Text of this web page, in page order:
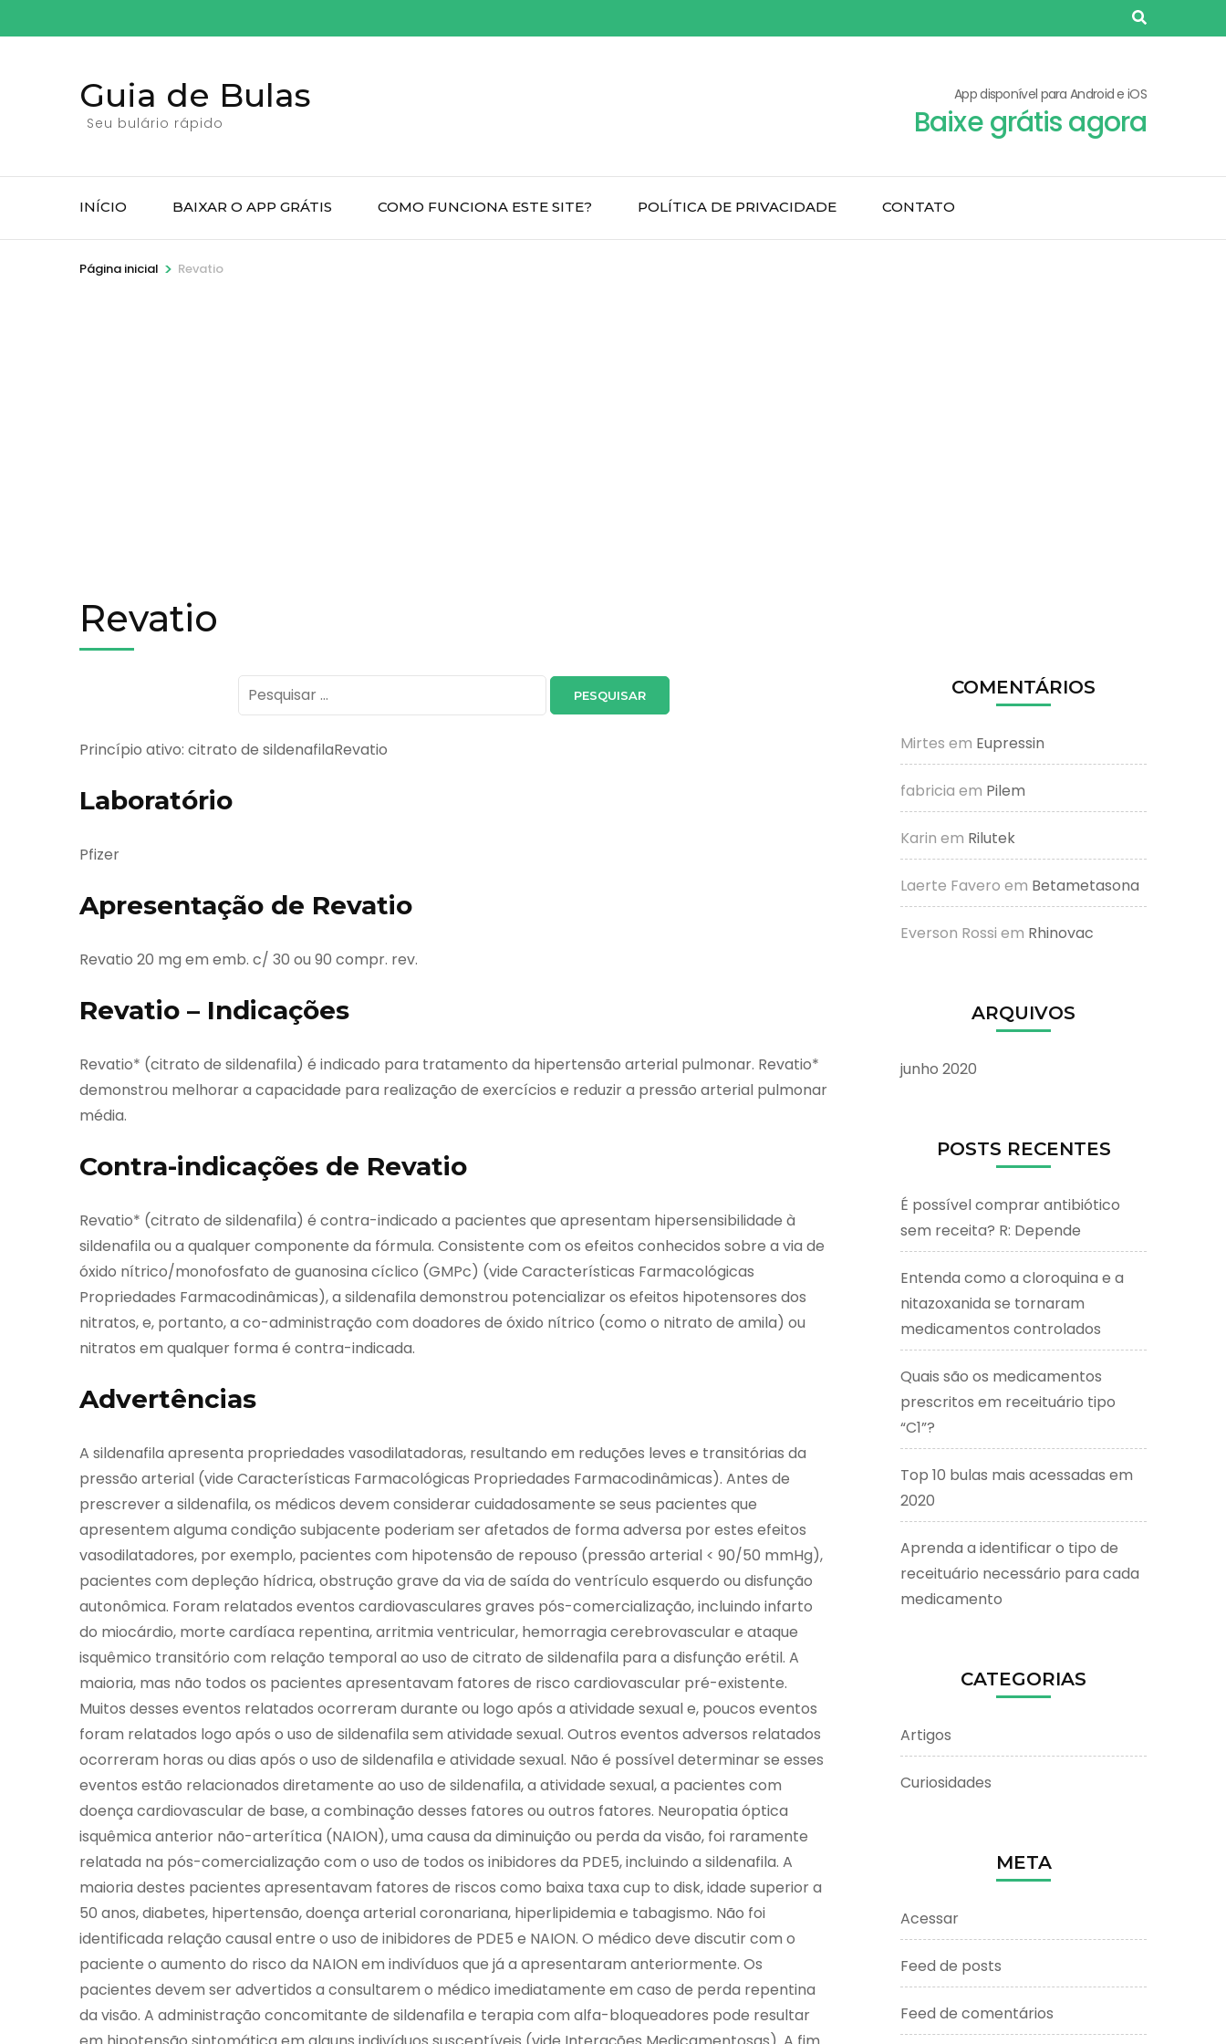
para
Guia de Bulas
Seu bulário rápido
App disponível para Android e iOS
Baixe grátis agora
INÍCIO BAIXAR O APP GRÁTIS COMO FUNCIONA ESTE SITE? POLÍTICA DE PRIVACIDADE CONTATO
Página inicial > Revatio
Revatio
Pesquisar
por:
Princípio ativo: citrato de sildenafilaRevatio
Laboratório
Pfizer
Apresentação de Revatio
Revatio 20 mg em emb. c/ 30 ou 90 compr. rev.
Revatio – Indicações
Revatio* (citrato de sildenafila) é indicado para tratamento da hipertensão arterial pulmonar. Revatio*
demonstrou melhorar a capacidade para realização de exercícios e reduzir a pressão arterial pulmonar
média.
Contra-indicações de Revatio
Revatio* (citrato de sildenafila) é contra-indicado a pacientes que apresentam hipersensibilidade à
sildenafila ou a qualquer componente da fórmula. Consistente com os efeitos conhecidos sobre a via de
óxido nítrico/monofosfato de guanosina cíclico (GMPc) (vide Características Farmacológicas
Propriedades Farmacodinâmicas), a sildenafila demonstrou potencializar os efeitos hipotensores dos
nitratos, e, portanto, a co-administração com doadores de óxido nítrico (como o nitrato de amila) ou
nitratos em qualquer forma é contra-indicada.
Advertências
A sildenafila apresenta propriedades vasodilatadoras, resultando em reduções leves e transitórias da
pressão arterial (vide Características Farmacológicas Propriedades Farmacodinâmicas). Antes de
prescrever a sildenafila, os médicos devem considerar cuidadosamente se seus pacientes que
apresentem alguma condição subjacente poderiam ser afetados de forma adversa por estes efeitos
vasodilatadores, por exemplo, pacientes com hipotensão de repouso (pressão arterial < 90/50 mmHg),
pacientes com depleção hídrica, obstrução grave da via de saída do ventrículo esquerdo ou disfunção
autonômica. Foram relatados eventos cardiovasculares graves pós-comercialização, incluindo infarto
do miocárdio, morte cardíaca repentina, arritmia ventricular, hemorragia cerebrovascular e ataque
isquêmico transitório com relação temporal ao uso de citrato de sildenafila para a disfunção erétil. A
maioria, mas não todos os pacientes apresentavam fatores de risco cardiovascular pré-existente.
Muitos desses eventos relatados ocorreram durante ou logo após a atividade sexual e, poucos eventos
foram relatados logo após o uso de sildenafila sem atividade sexual. Outros eventos adversos relatados
ocorreram horas ou dias após o uso de sildenafila e atividade sexual. Não é possível determinar se esses
eventos estão relacionados diretamente ao uso de sildenafila, a atividade sexual, a pacientes com
doença cardiovascular de base, a combinação desses fatores ou outros fatores. Neuropatia óptica
isquêmica anterior não-arterítica (NAION), uma causa da diminuição ou perda da visão, foi raramente
relatada na pós-comercialização com o uso de todos os inibidores da PDE5, incluindo a sildenafila. A
maioria destes pacientes apresentavam fatores de riscos como baixa taxa cup to disk, idade superior a
50 anos, diabetes, hipertensão, doença arterial coronariana, hiperlipidemia e tabagismo. Não foi
identificada relação causal entre o uso de inibidores de PDE5 e NAION. O médico deve discutir com o
paciente o aumento do risco da NAION em indivíduos que já a apresentaram anteriormente. Os
pacientes devem ser advertidos a consultarem o médico imediatamente em caso de perda repentina
da visão. A administração concomitante de sildenafila e terapia com alfa-bloqueadores pode resultar
COMENTÁRIOS
Mirtes em Eupressin
fabricia em Pilem
Karin em Rilutek
Laerte Favero em Betametasona
Everson Rossi em Rhinovac
ARQUIVOS
junho 2020
POSTS RECENTES
É possível comprar antibiótico
sem receita? R: Depende
Entenda como a cloroquina e a
nitazoxanida se tornaram
medicamentos controlados
Quais são os medicamentos
prescritos em receituário tipo
“C1”?
Top 10 bulas mais acessadas em
2020
Aprenda a identificar o tipo de
receituário necessário para cada
medicamento
CATEGORIAS
Artigos
Curiosidades
META
Acessar
Feed de posts
Feed de comentários